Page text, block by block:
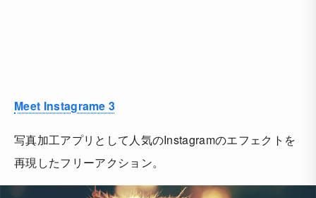
Meet Instagrame 3
写真加工アプリとして人気のInstagramのエフェクトを
再現したフリーアクション。